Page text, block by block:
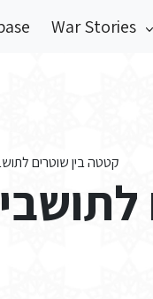
War Stories
קטטה בין שוטרים